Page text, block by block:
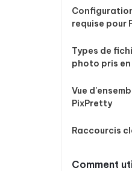
Mobile
Changer
PC
UltData for
Tenorshare AI
requise pour
Types de
photo pris
Vue
PixPretty
Raccourcis
Comment